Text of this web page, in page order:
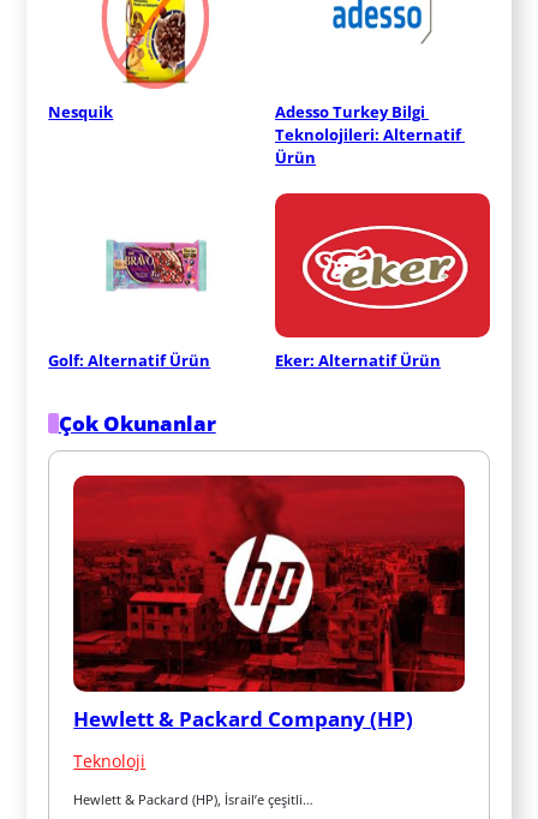
Nesquik
Adesso Turkey Bilgi
Teknolojileri: Alternatif
Ürün
Golf: Alternatif Ürün Eker: Alternatif Ürün
Çok Okunanlar
Hewlett & Packard Company (HP)
Teknoloji
Hewlett & Packard (HP), İsrail’e çeşitli…